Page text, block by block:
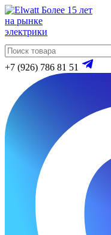
Более 15 лет
на рынке
электрики
+7 (926) 786 81 51